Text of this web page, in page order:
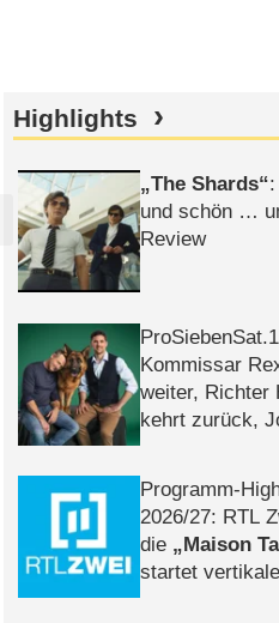
Highlights
The Shards
und schön …
Review
Kommissar
weiter, Richter
kehrt zurück,
Programm-
2026/​27: RTL
die
Maison
startet